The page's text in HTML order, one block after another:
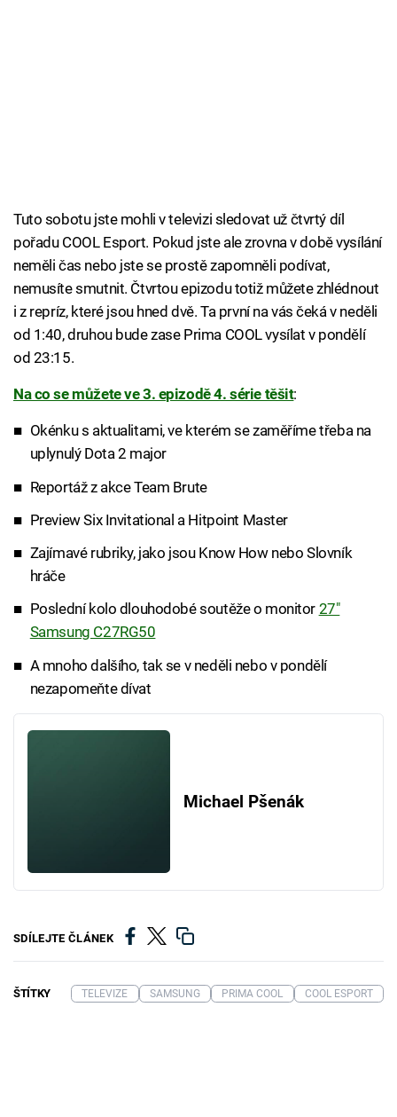
Tuto sobotu jste mohli v televizi sledovat už čtvrtý díl
pořadu COOL Esport. Pokud jste ale zrovna v době vysílání
neměli čas nebo jste se prostě zapomněli podívat,
nemusíte smutnit. Čtvrtou epizodu totiž můžete zhlédnout
i z repríz, které jsou hned dvě. Ta první na vás čeká v neděli
od 1:40, druhou bude zase Prima COOL vysílat v pondělí
od 23:15.
Na co se můžete ve 3. epizodě 4. série těšit:
Okénku s aktualitami, ve kterém se zaměříme třeba na
uplynulý Dota 2 major
Reportáž z akce Team Brute
Preview Six Invitational a Hitpoint Master
Zajímavé rubriky, jako jsou Know How nebo Slovník
hráče
Poslední kolo dlouhodobé soutěže o monitor 27"
Samsung C27RG50
A mnoho dalšího, tak se v neděli nebo v pondělí
nezapomeňte dívat
Michael Pšenák
SDÍLEJTE ČLÁNEK
ŠTÍTKY TELEVIZE SAMSUNG PRIMA COOL COOL ESPORT